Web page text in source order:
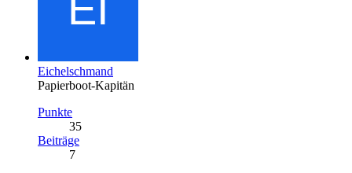
Eichelschmand
Papierboot-Kapitän
Punkte
35
Beiträge
7